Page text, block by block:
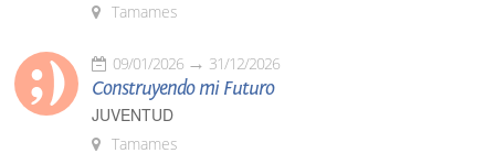
Tamames
09/01/2026 31/12/2026
Construyendo mi Futuro
JUVENTUD
Tamames